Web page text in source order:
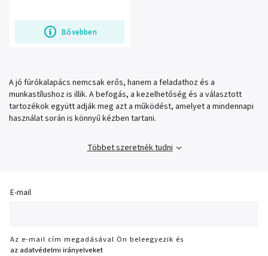
Bővebben
A jó fúrókalapács nemcsak erős, hanem a feladathoz és a
munkastílushoz is illik. A befogás, a kezelhetőség és a választott
tartozékok együtt adják meg azt a működést, amelyet a mindennapi
használat során is könnyű kézben tartani.
Többet szeretnék tudni
E-mail
Az e-mail cím megadásával Ön beleegyezik és
az adatvédelmi irányelveket